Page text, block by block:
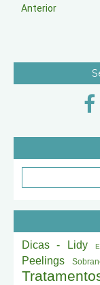
Anterior
Dicas - Lidy
Peelings